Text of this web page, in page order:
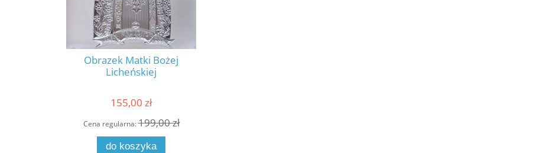
Obrazek Matki Bożej
Licheńskiej
155,00 zł
Cena regularna:199,00 zł
do koszyka